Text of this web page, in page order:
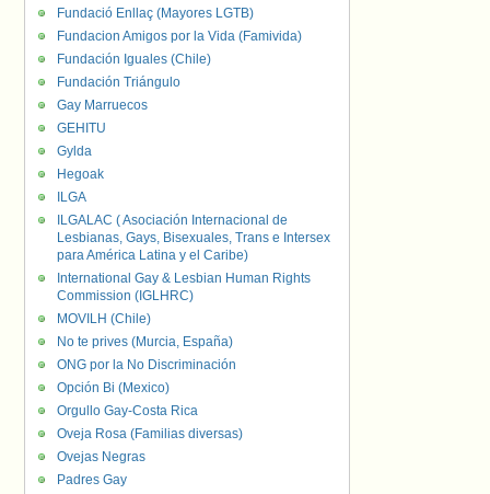
Fundació Enllaç (Mayores LGTB)
Fundacion Amigos por la Vida (Famivida)
Fundación Iguales (Chile)
Fundación Triángulo
Gay Marruecos
GEHITU
Gylda
Hegoak
ILGA
ILGALAC ( Asociación Internacional de
Lesbianas, Gays, Bisexuales, Trans e Intersex
para América Latina y el Caribe)
International Gay & Lesbian Human Rights
Commission (IGLHRC)
MOVILH (Chile)
No te prives (Murcia, España)
ONG por la No Discriminación
Opción Bi (Mexico)
Orgullo Gay-Costa Rica
Oveja Rosa (Familias diversas)
Ovejas Negras
Padres Gay